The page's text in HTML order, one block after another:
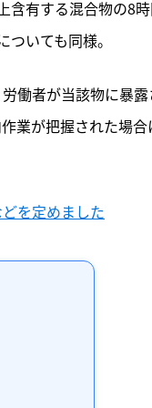
含有する混合物の8
いても同様。
働者が当該物に暴露
業が把握された場合
を定めました